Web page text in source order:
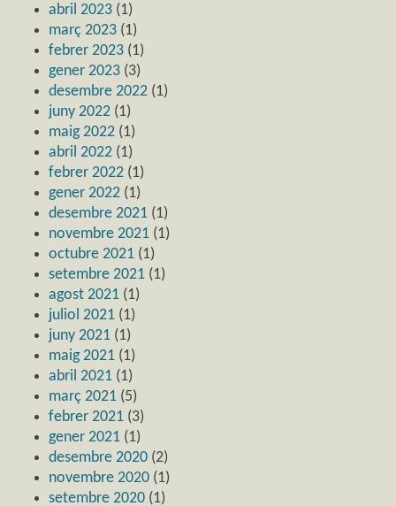
abril 2023 (1)
març 2023 (1)
febrer 2023 (1)
gener 2023 (3)
desembre 2022 (1)
juny 2022 (1)
maig 2022 (1)
abril 2022 (1)
febrer 2022 (1)
gener 2022 (1)
desembre 2021 (1)
novembre 2021 (1)
octubre 2021 (1)
setembre 2021 (1)
agost 2021 (1)
juliol 2021 (1)
juny 2021 (1)
maig 2021 (1)
abril 2021 (1)
març 2021 (5)
febrer 2021 (3)
gener 2021 (1)
desembre 2020 (2)
novembre 2020 (1)
setembre 2020 (1)